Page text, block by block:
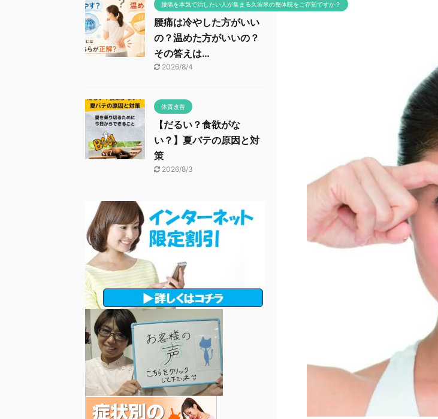
腰痛を本気で治したい人が集まる久留米の整体院をご存知ですか？
腰痛は冷やした方がいい
の？温めた方がいいの？
その答えは…
2026/8/4
体質改善
【だるい？食欲がな
い？】夏バテの原因と対
策
2026/8/3